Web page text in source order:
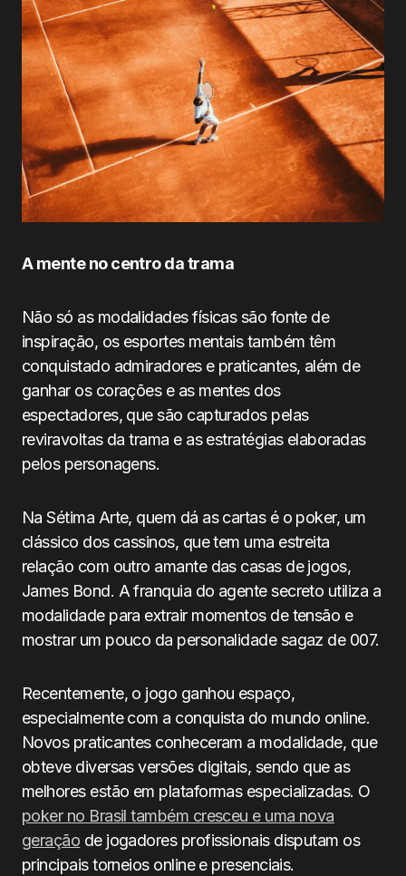
A mente no centro da trama
Não só as modalidades físicas são fonte de
inspiração, os esportes mentais também têm
conquistado admiradores e praticantes, além de
ganhar os corações e as mentes dos
espectadores, que são capturados pelas
reviravoltas da trama e as estratégias elaboradas
pelos personagens.
Na Sétima Arte, quem dá as cartas é o poker, um
clássico dos cassinos, que tem uma estreita
relação com outro amante das casas de jogos,
James Bond. A franquia do agente secreto utiliza a
modalidade para extrair momentos de tensão e
mostrar um pouco da personalidade sagaz de 007.
Recentemente, o jogo ganhou espaço,
especialmente com a conquista do mundo online.
Novos praticantes conheceram a modalidade, que
obteve diversas versões digitais, sendo que as
melhores estão em plataformas especializadas. O
poker no Brasil também cresceu e uma nova
geração de jogadores profissionais disputam os
principais torneios online e presenciais.